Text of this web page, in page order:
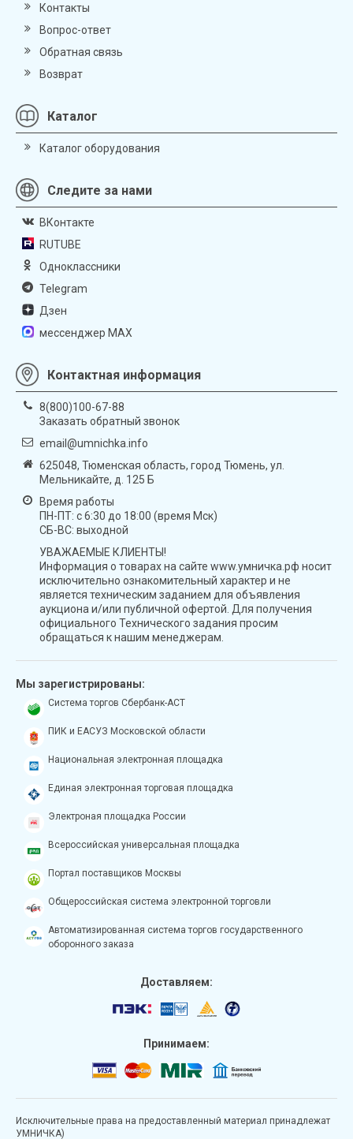
Контакты
Вопрос-ответ
Обратная связь
Возврат
Каталог
Каталог оборудования
Следите за нами
ВКонтакте
RUTUBE
Одноклассники
Telegram
Дзен
мессенджер MAX
Контактная информация
8(800)100-67-88
Заказать обратный звонок
email@umnichka.info
625048, Тюменская область, город Тюмень, ул.
Мельникайте, д. 125 Б
Время работы
ПН-ПТ: с 6:30 до 18:00 (время Мск)
СБ-ВС: выходной
УВАЖАЕМЫЕ КЛИЕНТЫ!
Информация о товарах на сайте www.умничка.рф носит
исключительно ознакомительный характер и не
является техническим заданием для объявления
аукциона и/или публичной офертой. Для получения
официального Технического задания просим
обращаться к нашим менеджерам.
Мы зарегистрированы:
Система торгов Сбербанк-АСТ
ПИК и ЕАСУЗ Московской области
Национальная электронная площадка
Единая электронная торговая площадка
Электроная площадка России
Всероссийская универсальная площадка
Портал поставщиков Москвы
Общероссийская система электронной торговли
Автоматизированная система торгов государственного
оборонного заказа
Доставляем:
Принимаем:
Исключительные права на предоставленный материал принадлежат
УМНИЧКА)